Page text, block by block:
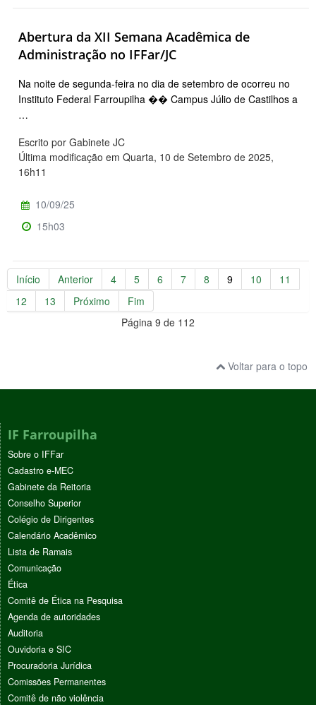
Abertura da XII Semana Acadêmica de
Administração no IFFar/JC
Na noite de segunda-feira no dia de setembro de ocorreu no
Instituto Federal Farroupilha �� Campus Júlio de Castilhos a
…
Escrito por Gabinete JC
Última modificação em Quarta, 10 de Setembro de 2025,
16h11
10/09/25
15h03
Início Anterior 4 5 6 7 8 9 10
11
12
13 Próximo
Fim
Página 9 de 112
Voltar para o topo
IF Farroupilha
Sobre o IFFar
Cadastro e-MEC
Gabinete da Reitoria
Conselho Superior
Colégio de Dirigentes
Calendário Acadêmico
Lista de Ramais
Comunicação
Ética
Comitê de Ética na Pesquisa
Agenda de autoridades
Auditoria
Ouvidoria e SIC
Procuradoria Jurídica
Comissões Permanentes
Comitê de não violência